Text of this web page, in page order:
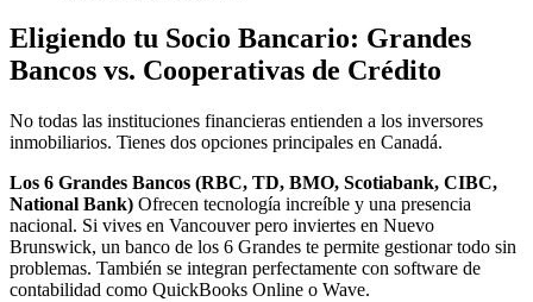
Eligiendo tu Socio Bancario: Grandes
Bancos vs. Cooperativas de Crédito
No todas las instituciones financieras entienden a los inversores
inmobiliarios. Tienes dos opciones principales en Canadá.
Los 6 Grandes Bancos (RBC, TD, BMO, Scotiabank, CIBC,
National Bank) Ofrecen tecnología increíble y una presencia
nacional. Si vives en Vancouver pero inviertes en Nuevo
Brunswick, un banco de los 6 Grandes te permite gestionar todo sin
problemas. También se integran perfectamente con software de
contabilidad como QuickBooks Online o Wave.